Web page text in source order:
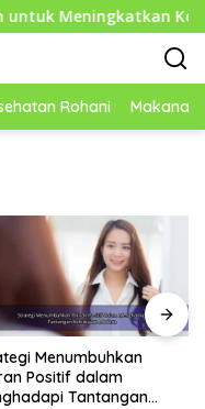
Kebugaran
Rohani Makanan
Makanan dengan
Sehat untuk Menjaga
Nutrisi Tubuh